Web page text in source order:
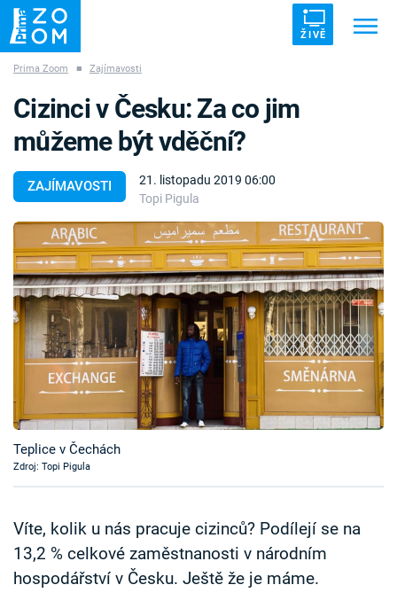
ŽIVĚ
ZÁHADY VETŘELCI DÁVNOVĚKU
Témata
Témata
Pořady
TV Program
Časopis
Sledujte prima+
Sledujte nás
Prima Zoom ■ Zajímavosti
ZAJÍMAVOSTI
21. listopadu 2019 06:00
Topi Pigula
Cizinci v Česku: Za co jim
můžeme být vděční?
Teplice v Čechách
Zdroj: Topi Pigula
Víte, kolik u nás pracuje cizinců? Podílejí se na
13,2 % celkové zaměstnanosti v národním
hospodářství v Česku. Ještě že je máme.